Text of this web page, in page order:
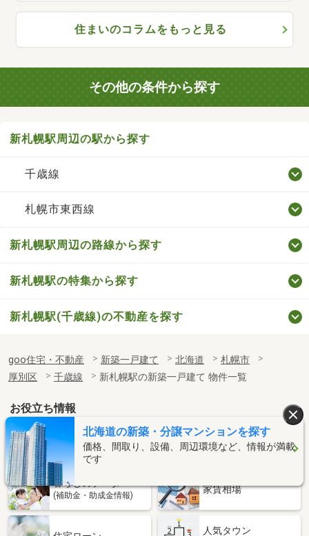
住まいのコラムをもっと見る
その他の条件から探す
新札幌駅周辺の駅から探す
千歳線
札幌市東西線
新札幌駅周辺の路線から探す
新札幌駅の特集から探す
新札幌駅(千歳線)の不動産を探す
goo住宅・不動産 新築一戸建て 北海道
札幌市
厚別区
千歳線 新札幌駅の新築一戸建て 物件一覧
お役立ち情報
住まいのコラム
「住みたい駅」
を見つけよう
暮らしのデータ
(補助金・助成金情報)
家賃相場
人気タウン
北海道の新築・分譲マンションを探す
価格、間取り、設備、周辺環境など、情報が満載
です